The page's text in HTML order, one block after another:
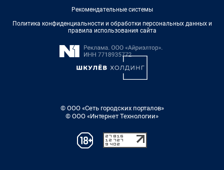
Рекомендательные системы
Политика конфиденциальности и обработки персональных данных и
правила использования сайта
© ООО «Сеть городских порталов»
© ООО «Интернет Технологии»